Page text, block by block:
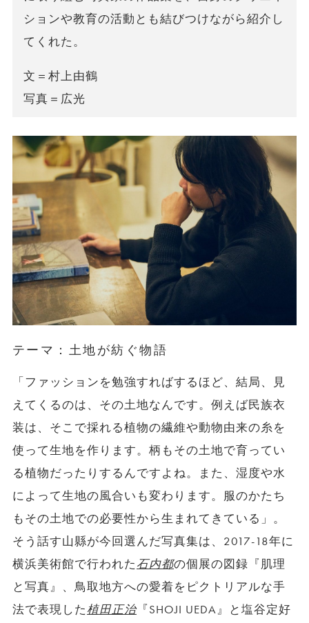
ションや教育の活動とも結びつけながら紹介し
てくれた。
文＝村上由鶴
写真＝広光
テーマ：土地が紡ぐ物語
「ファッションを勉強すればするほど、結局、見
えてくるのは、その土地なんです。例えば民族衣
装は、そこで採れる植物の繊維や動物由来の糸を
使って生地を作ります。柄もその土地で育ってい
る植物だったりするんですよね。また、湿度や水
によって生地の風合いも変わります。服のかたち
もその土地での必要性から生まれてきている」。
そう話す山縣が今回選んだ写真集は、2017-18年に
横浜美術館で行われた石内都の個展の図録『肌理
と写真』、鳥取地方への愛着をピクトリアルな手
法で表現した植田正治『SHOJI UEDA』と塩谷定好